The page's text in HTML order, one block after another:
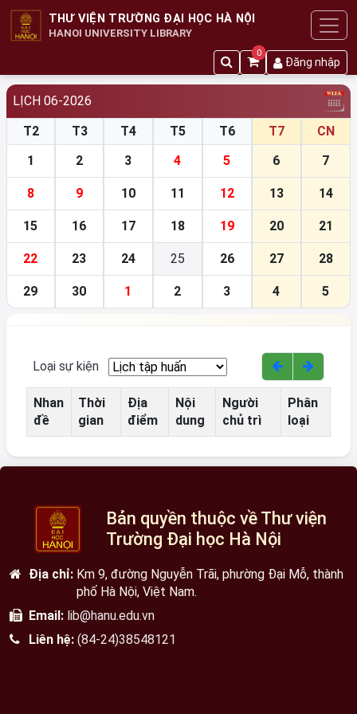
THƯ VIỆN TRƯỜNG ĐẠI HỌC HÀ NỘI
HANOI UNIVERSITY LIBRARY
0
Đăng nhập
LỊCH 06-2026
T2
T3 T4 T5 T6 T7
CN
1
2 3 4 5 6 7
8 9 10 11 12 13 14
15 16 17 18 19 20 21
22 23 24 25 26 27 28
29 30 1 2 3 4 5
Loại sự kiện
Nhan
đề
Thời
gian
Địa
điểm
Nội
dung
Người
chủ trì
Phân
loại
Bản quyền thuộc về Thư viện
Trường Đại học Hà Nội
Địa chỉ: Km 9, đường Nguyễn Trãi, phường Đại Mỗ, thành
phố Hà Nội, Việt Nam.
Email: lib@hanu.edu.vn
Liên hệ: (84-24)38548121